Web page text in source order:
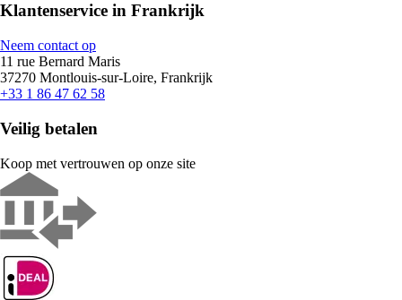
Klantenservice in Frankrijk
Neem contact op
11 rue Bernard Maris
37270 Montlouis-sur-Loire, Frankrijk
+33 1 86 47 62 58
Veilig betalen
Koop met vertrouwen op onze site